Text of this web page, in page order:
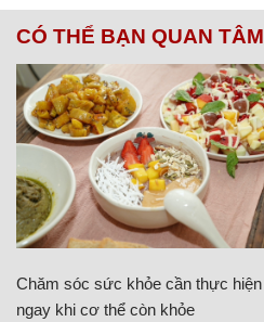
CÓ THỂ BẠN QUAN TÂM
Chăm sóc sức khỏe cần thực hiện
ngay khi cơ thể còn khỏe